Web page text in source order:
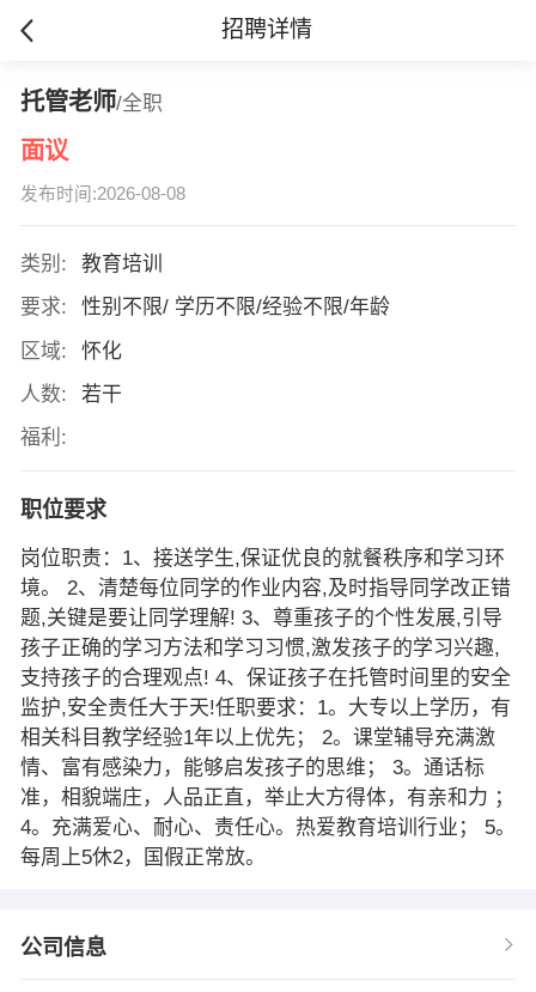
招聘详情
托管老师/全职
面议
发布时间:2026-08-08
类别:
教育培训
要求:
性别不限/ 学历不限/经验不限/年龄
区域:
怀化
人数:
若干
福利:
职位要求
岗位职责：1、接送学生,保证优良的就餐秩序和学习环
境。 2、清楚每位同学的作业内容,及时指导同学改正错
题,关键是要让同学理解! 3、尊重孩子的个性发展,引导
孩子正确的学习方法和学习习惯,激发孩子的学习兴趣,
支持孩子的合理观点! 4、保证孩子在托管时间里的安全
监护,安全责任大于天!任职要求：1。大专以上学历，有
相关科目教学经验1年以上优先； 2。课堂辅导充满激
情、富有感染力，能够启发孩子的思维； 3。通话标
准，相貌端庄，人品正直，举止大方得体，有亲和力 ；
4。充满爱心、耐心、责任心。热爱教育培训行业； 5。
每周上5休2，国假正常放。
公司信息